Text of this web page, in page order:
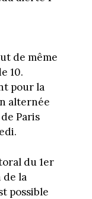
de même
10.
pour la
alternée
Paris
du 1er
de la
possible